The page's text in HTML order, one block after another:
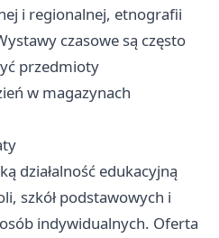
i regionalnej, etnografii
czasowe są często
przedmioty
w magazynach
działalność edukacyjną
szkół podstawowych i
indywidualnych. Oferta